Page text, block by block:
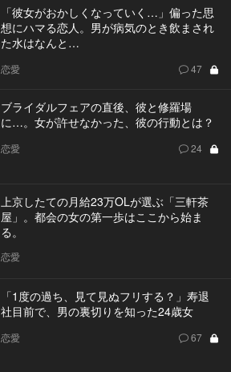
「彼女がおかしくなっていく…」偏った思
想にハマる恋人。男が病気のとき飲まされ
た水はなんと…
恋愛 47
ブライダルフェアの直後、彼と修羅場
に…。女が許せなかった、彼の行動とは？
恋愛 24
上京したての月給23万OLが選ぶ「三軒茶
屋」。都会の女の第一歩はここから始ま
る。
恋愛
「1度の過ち、見て見ぬフリする？」寿退
社目前で、男の裏切りを知った24歳女
恋愛 67